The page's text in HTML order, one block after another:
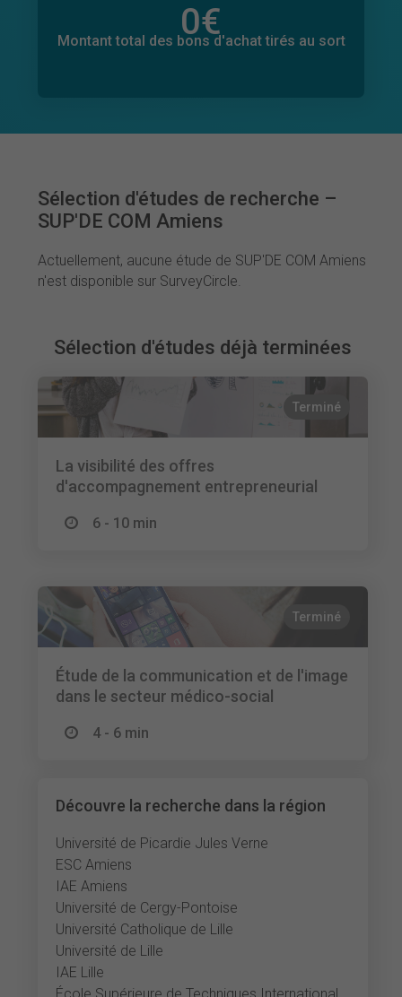
0€
Montant total des bons d'achat tirés au sort
0€
Montant total des dons promis
Sélection d'études de recherche –
SUP'DE COM Amiens
Actuellement, aucune étude de SUP'DE COM Amiens
n'est disponible sur SurveyCircle.
Sélection d'études déjà terminées
Terminé
La visibilité des offres
d'accompagnement entrepreneurial
6 - 10 min
Terminé
Étude de la communication et de l'image
dans le secteur médico-social
4 - 6 min
Découvre la recherche dans la région
Université de Picardie Jules Verne
ESC Amiens
IAE Amiens
Université de Cergy-Pontoise
Université Catholique de Lille
Université de Lille
IAE Lille